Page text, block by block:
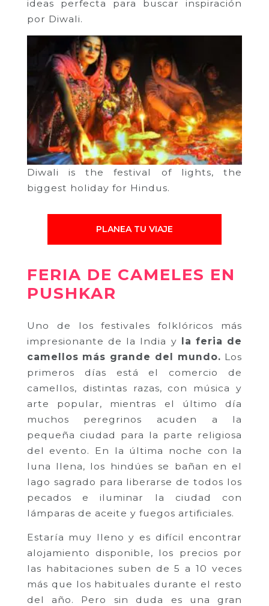
ideas perfecta para buscar inspiración
por Diwali.
Diwali is the festival of lights, the
biggest holiday for Hindus.
PLANEA TU VIAJE
FERIA DE CAMELES EN
PUSHKAR
Uno de los festivales folklóricos más
impresionante de la India y la feria de
camellos más grande del mundo. Los
primeros días está el comercio de
camellos, distintas razas, con música y
arte popular, mientras el último día
muchos peregrinos acuden a la
pequeña ciudad para la parte religiosa
del evento. En la última noche con la
luna llena, los hindúes se bañan en el
lago sagrado para liberarse de todos los
pecados e iluminar la ciudad con
lámparas de aceite y fuegos artificiales.
Estaría muy lleno y es difícil encontrar
alojamiento disponible, los precios por
las habitaciones suben de 5 a 10 veces
más que los habituales durante el resto
del año. Pero sin duda es una gran